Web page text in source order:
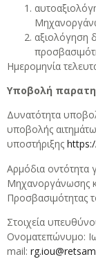
αξιολόγηση
Ημερομηνία
Υποβολή
Δυνατότητα
υποβολής
υποστήριξης
Αρμόδια οντότητα
Μηχανοργάνωσης
Προσβασιμότητας
Στοιχεία
Ονοματεπώνυμο:
mail: